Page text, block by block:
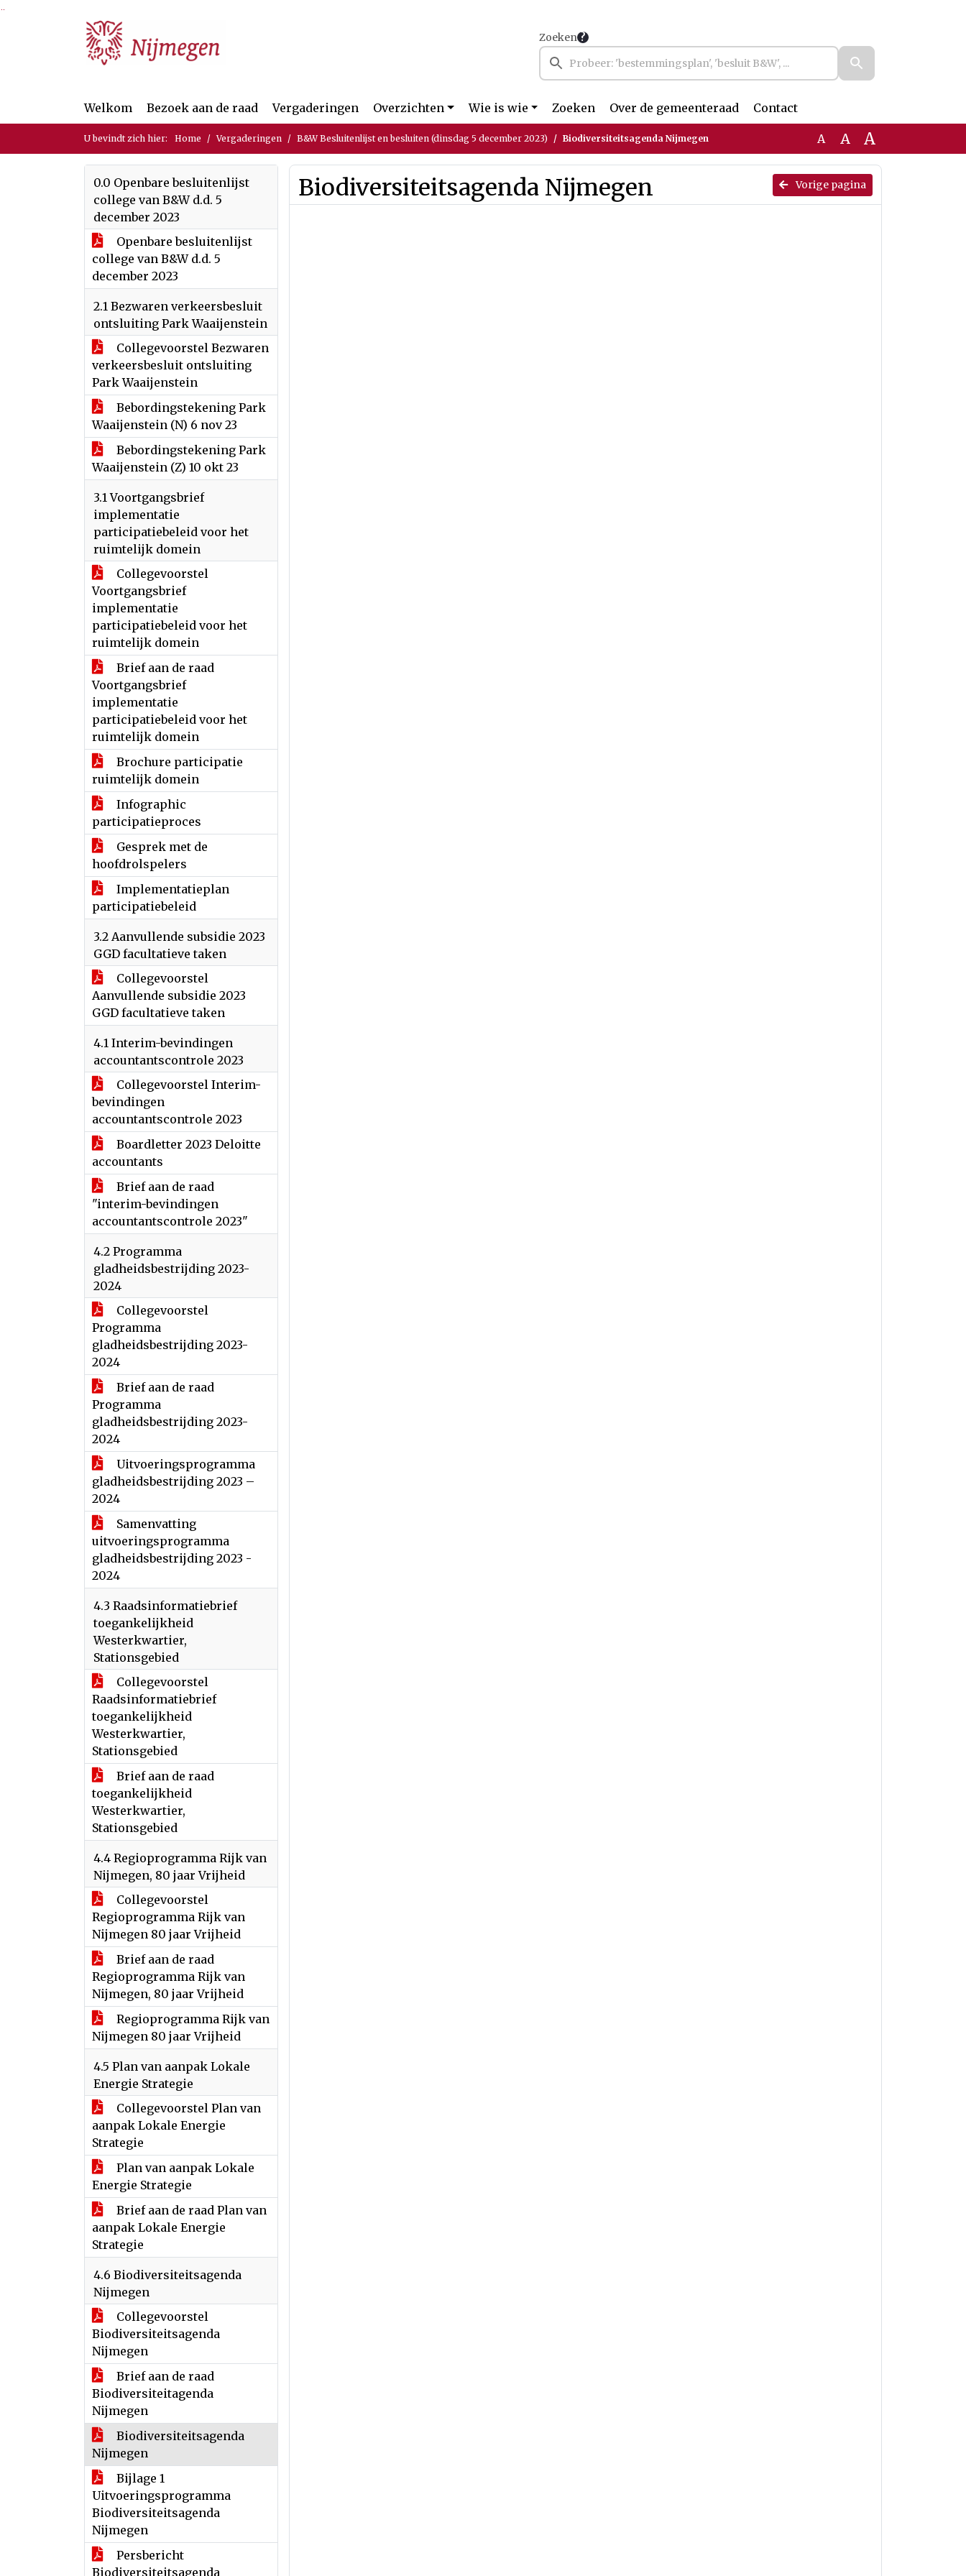
Ga naar de inhoud van deze pagina
Ga naar het zoeken
Ga naar het menu
Zoeken
Welkom Bezoek aan de raad Vergaderingen Overzichten Wie is wie Zoeken Over de gemeenteraad Contact
U bevindt zich hier: Home Vergaderingen B&W Besluitenlijst en besluiten (dinsdag 5 december 2023) Biodiversiteitsagenda Nijmegen A A A
0.0 Openbare besluitenlijst
college van B&W d.d. 5
december 2023
Openbare besluitenlijst
college van B&W d.d. 5
december 2023
2.1 Bezwaren verkeersbesluit
ontsluiting Park Waaijenstein
Collegevoorstel Bezwaren
verkeersbesluit ontsluiting
Park Waaijenstein
Bebordingstekening Park
Waaijenstein (N) 6 nov 23
Bebordingstekening Park
Waaijenstein (Z) 10 okt 23
3.1 Voortgangsbrief
implementatie
participatiebeleid voor het
ruimtelijk domein
Collegevoorstel
Voortgangsbrief
implementatie
participatiebeleid voor het
ruimtelijk domein
Brief aan de raad
Voortgangsbrief
implementatie
participatiebeleid voor het
ruimtelijk domein
Brochure participatie
ruimtelijk domein
Infographic
participatieproces
Gesprek met de
hoofdrolspelers
Implementatieplan
participatiebeleid
3.2 Aanvullende subsidie 2023
GGD facultatieve taken
Collegevoorstel
Aanvullende subsidie 2023
GGD facultatieve taken
4.1 Interim-bevindingen
accountantscontrole 2023
Collegevoorstel Interim-
bevindingen
accountantscontrole 2023
Boardletter 2023 Deloitte
accountants
Brief aan de raad
"interim-bevindingen
accountantscontrole 2023"
4.2 Programma
gladheidsbestrijding 2023-
2024
Collegevoorstel
Programma
gladheidsbestrijding 2023-
2024
Brief aan de raad
Programma
gladheidsbestrijding 2023-
2024
Uitvoeringsprogramma
gladheidsbestrijding 2023 –
2024
Samenvatting
uitvoeringsprogramma
gladheidsbestrijding 2023 -
2024
4.3 Raadsinformatiebrief
toegankelijkheid
Westerkwartier,
Stationsgebied
Collegevoorstel
Raadsinformatiebrief
toegankelijkheid
Westerkwartier,
Stationsgebied
Brief aan de raad
toegankelijkheid
Westerkwartier,
Stationsgebied
4.4 Regioprogramma Rijk van
Nijmegen, 80 jaar Vrijheid
Collegevoorstel
Regioprogramma Rijk van
Nijmegen 80 jaar Vrijheid
Brief aan de raad
Regioprogramma Rijk van
Nijmegen, 80 jaar Vrijheid
Regioprogramma Rijk van
Nijmegen 80 jaar Vrijheid
4.5 Plan van aanpak Lokale
Energie Strategie
Collegevoorstel Plan van
aanpak Lokale Energie
Strategie
Plan van aanpak Lokale
Energie Strategie
Brief aan de raad Plan van
aanpak Lokale Energie
Strategie
4.6 Biodiversiteitsagenda
Nijmegen
Collegevoorstel
Biodiversiteitsagenda
Nijmegen
Brief aan de raad
Biodiversiteitagenda
Nijmegen
Biodiversiteitsagenda
Nijmegen
Bijlage 1
Uitvoeringsprogramma
Biodiversiteitsagenda
Nijmegen
Persbericht
Biodiversiteitsagenda
Vorige pagina
Biodiversiteitsagenda Nijmegen